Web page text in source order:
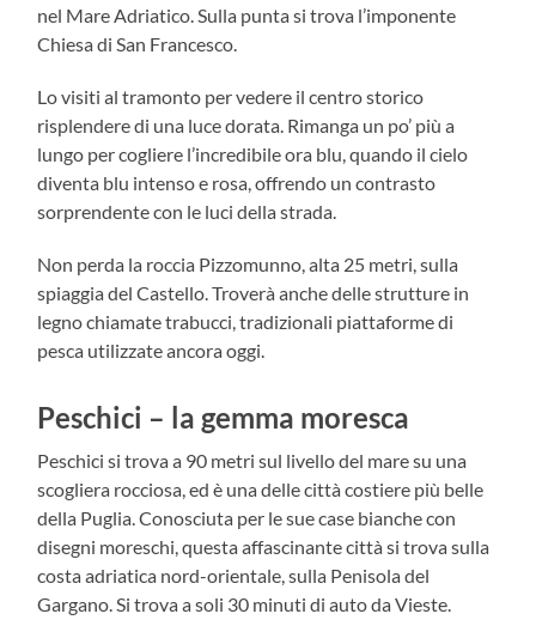
nel Mare Adriatico. Sulla punta si trova l’imponente
Chiesa di San Francesco.
Lo visiti al tramonto per vedere il centro storico
risplendere di una luce dorata. Rimanga un po’ più a
lungo per cogliere l’incredibile ora blu, quando il cielo
diventa blu intenso e rosa, offrendo un contrasto
sorprendente con le luci della strada.
Non perda la roccia Pizzomunno, alta 25 metri, sulla
spiaggia del Castello. Troverà anche delle strutture in
legno chiamate trabucci, tradizionali piattaforme di
pesca utilizzate ancora oggi.
Peschici – la gemma moresca
Peschici si trova a 90 metri sul livello del mare su una
scogliera rocciosa, ed è una delle città costiere più belle
della Puglia. Conosciuta per le sue case bianche con
disegni moreschi, questa affascinante città si trova sulla
costa adriatica nord-orientale, sulla Penisola del
Gargano. Si trova a soli 30 minuti di auto da Vieste.